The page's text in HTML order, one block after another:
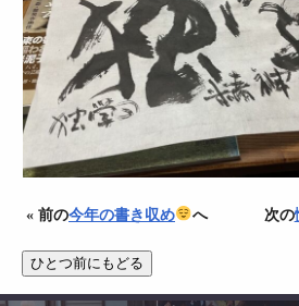
« 前の今年の書き収め へ 次の